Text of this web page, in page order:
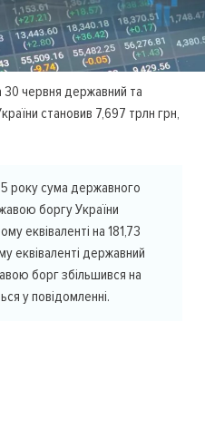
30 червня державний та
становив 7,697 трлн грн,
року сума державного
боргу України
еквіваленті на 181,73
еквіваленті державний
борг збільшився на
у повідомленні.